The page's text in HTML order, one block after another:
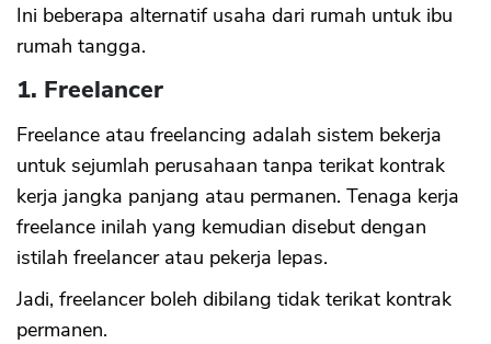
Ini beberapa alternatif usaha dari rumah untuk ibu
rumah tangga.
1. Freelancer
Freelance atau freelancing adalah sistem bekerja
untuk sejumlah perusahaan tanpa terikat kontrak
kerja jangka panjang atau permanen. Tenaga kerja
freelance inilah yang kemudian disebut dengan
istilah freelancer atau pekerja lepas.
Jadi, freelancer boleh dibilang tidak terikat kontrak
permanen.